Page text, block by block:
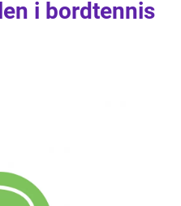
i bordtennis